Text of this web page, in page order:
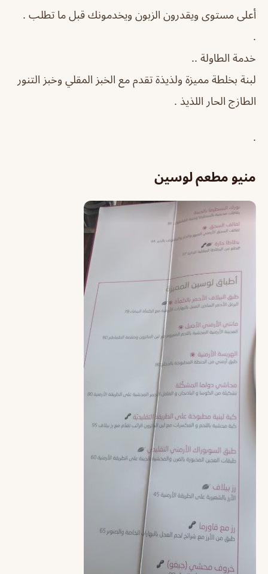
أعلى مستوى ويقدرون الزبون ويخدمونك قبل ما تطلب .
.
خدمة الطاولة ..
لبنة بخلطة مميزة ولذيذة تقدم مع الخبز المقلي وخبز التنور
الطازج الحار اللذيذ .
.
منيو مطعم لوسين